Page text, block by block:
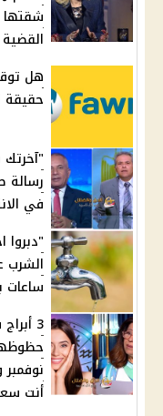
شقتها
هل
حقيقة
رسالة
في
"دبروا
ساعات
3
أنت